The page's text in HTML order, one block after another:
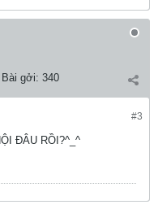
Bài gởi: 340
#3
ĐÂU RỒI?^_^